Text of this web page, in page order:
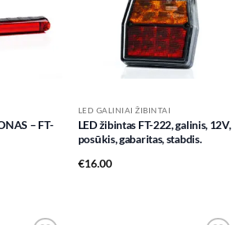
– FT-
wishlist
LED GALINIAI ŽIBINTAI
LED žibintas FT-222, galinis, 12V,
posūkis, gabaritas, stabdis.
€16.00